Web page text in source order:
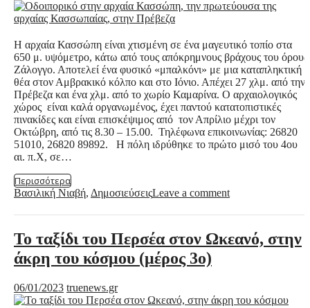
Η αρχαία Κασσώπη είναι χτισμένη σε ένα μαγευτικό τοπίο στα
650 μ. υψόμετρο, κάτω από τους απόκρημνους βράχους του όρους
Ζάλογγο. Αποτελεί ένα φυσικό «μπαλκόνι» με μια καταπληκτική
θέα στον Αμβρακικό κόλπο και στο Ιόνιο. Απέχει 27 χλμ. από την
Πρέβεζα και ένα χλμ. από το χωρίο Καμαρίνα. Ο αρχαιολογικός
χώρος είναι καλά οργανωμένος, έχει παντού κατατοπιστικές
πινακίδες και είναι επισκέψιμος από τον Απρίλιο μέχρι τον
Οκτώβρη, από τις 8.30 – 15.00. Τηλέφωνα επικοινωνίας: 26820
51010, 26820 89892. Η πόλη ιδρύθηκε το πρώτο μισό του 4ου
αι. π.Χ, σε…
Περισσότερα
Βασιλική Νιαβή, ΔημοσιεύσειςLeave a comment
Το ταξίδι του Περσέα στον Ωκεανό, στην
άκρη του κόσμου (μέρος 3ο)
06/01/2023 truenews.gr